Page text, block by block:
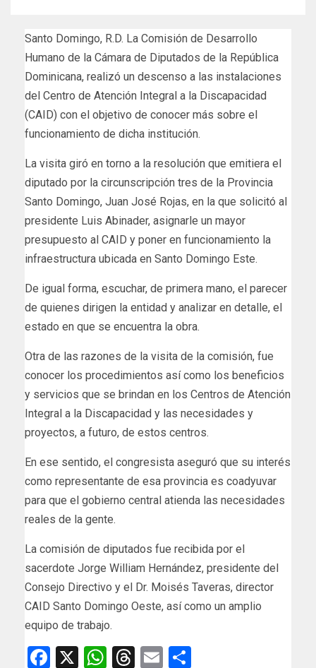
Santo Domingo, R.D. La Comisión de Desarrollo
Humano de la Cámara de Diputados de la República
Dominicana, realizó un descenso a las instalaciones
del Centro de Atención Integral a la Discapacidad
(CAID) con el objetivo de conocer más sobre el
funcionamiento de dicha institución.
La visita giró en torno a la resolución que emitiera el
diputado por la circunscripción tres de la Provincia
Santo Domingo, Juan José Rojas, en la que solicitó al
presidente Luis Abinader, asignarle un mayor
presupuesto al CAID y poner en funcionamiento la
infraestructura ubicada en Santo Domingo Este.
De igual forma, escuchar, de primera mano, el parecer
de quienes dirigen la entidad y analizar en detalle, el
estado en que se encuentra la obra.
Otra de las razones de la visita de la comisión, fue
conocer los procedimientos así como los beneficios
y servicios que se brindan en los Centros de Atención
Integral a la Discapacidad y las necesidades y
proyectos, a futuro, de estos centros.
En ese sentido, el congresista aseguró que su interés
como representante de esa provincia es coadyuvar
para que el gobierno central atienda las necesidades
reales de la gente.
La comisión de diputados fue recibida por el
sacerdote Jorge William Hernández, presidente del
Consejo Directivo y el Dr. Moisés Taveras, director
CAID Santo Domingo Oeste, así como un amplio
equipo de trabajo.
Facebook
X WhatsApp
Threads
Email